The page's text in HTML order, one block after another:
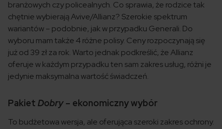
branżowych czy policealnych. Co sprawia, że rodzice tak
chętnie wybierają Avive/Allianz? Szerokie spektrum
wariantów – podobnie, jak w przypadku Generali. Do
wyboru mam także 4 różne polisy. Ceny rozpoczynają się
już od 39 zł za rok. Warto jednak podkreślić, że Allianz
oferuje w każdym przypadku ten sam zakres usług, różni je
jedynie maksymalna wartość świadczeń.
Pakiet Dobry– ekonomiczny wybór
To budżetowa wersja, ale oferująca szeroki zakres ochrony.